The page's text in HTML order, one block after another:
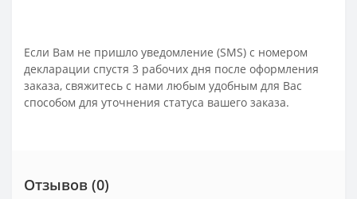
Если Вам не пришло уведомление (SMS) с номером
декларации спустя 3 рабочих дня после оформления
заказа, свяжитесь с нами любым удобным для Вас
способом для уточнения статуса вашего заказа.
Отзывов (0)